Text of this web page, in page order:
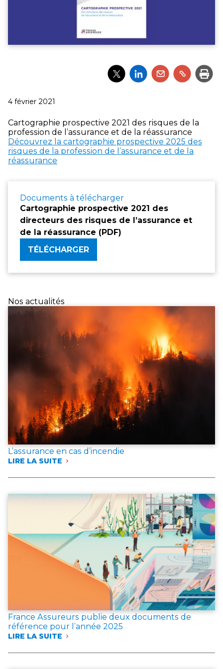
Partager
l'article
Partager
l'article
Partager
l'article
Partager
l'article
Publié
4 février 2021
Cartographie prospective 2021 des risques de la
profession de l’assurance et de la réassurance
Découvrez la cartographie prospective 2025 des
risques de la profession de l’assurance et de la
réassurance
Documents à télécharger
Cartographie prospective 2021 des
directeurs des risques de l’assurance et
de la réassurance (PDF)
TÉLÉCHARGER
Nos actualités
L’assurance en cas d’incendie
LIRE LA SUITE
:
D’INCENDIE
France Assureurs publie deux documents de
référence pour l’année 2025
LIRE LA SUITE
: